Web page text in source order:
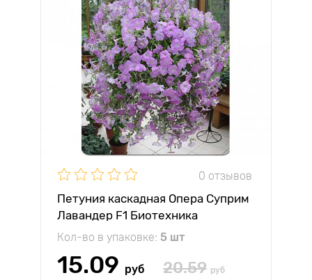
0 отзывов
Петуния каскадная Опера Суприм
Лавандер F1 Биотехника
Кол-во в упаковке: 5 шт
15.09 руб 20.59 руб